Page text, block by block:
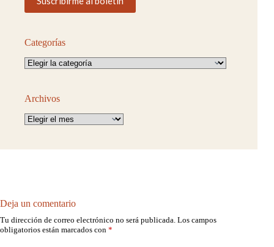
Categorías
Categorías
Archivos
Archivos
Deja un comentario
Tu dirección de correo electrónico no será publicada. Los campos
obligatorios están marcados con *